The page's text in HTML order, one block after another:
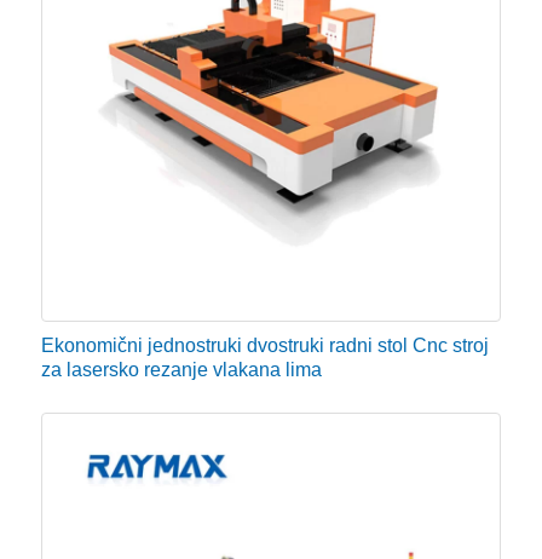
Ekonomični jednostruki dvostruki radni stol Cnc stroj
za lasersko rezanje vlakana lima